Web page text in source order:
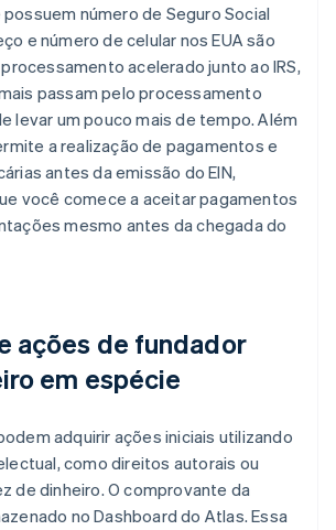
número de Seguro Social
e número de celular nos EUA são
acelerado junto ao IRS,
passam pelo processamento
levar um pouco mais de tempo. Além
a realização de pagamentos e
antes da emissão do EIN,
você comece a aceitar pagamentos
mesmo antes da chegada do
ações de fundador
em espécie
adquirir ações iniciais utilizando
como direitos autorais ou
de dinheiro. O comprovante da
no Dashboard do Atlas. Essa